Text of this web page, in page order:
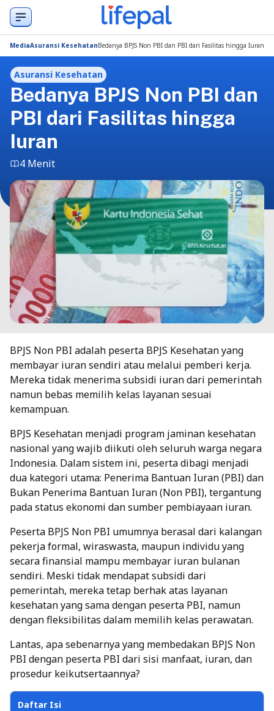
MediaAsuransi KesehatanBedanya BPJS Non PBI dan PBI dari Fasilitas hingga Iuran
Asuransi Kesehatan
Bedanya BPJS Non PBI dan
PBI dari Fasilitas hingga
Iuran
4 Menit
BPJS Non PBI adalah peserta BPJS Kesehatan yang
membayar iuran sendiri atau melalui pemberi kerja.
Mereka tidak menerima subsidi iuran dari pemerintah
namun bebas memilih kelas layanan sesuai
kemampuan.
BPJS Kesehatan menjadi program jaminan kesehatan
nasional yang wajib diikuti oleh seluruh warga negara
Indonesia. Dalam sistem ini, peserta dibagi menjadi
dua kategori utama: Penerima Bantuan Iuran (PBI) dan
Bukan Penerima Bantuan Iuran (Non PBI), tergantung
pada status ekonomi dan sumber pembiayaan iuran.
Peserta BPJS Non PBI umumnya berasal dari kalangan
pekerja formal, wiraswasta, maupun individu yang
secara finansial mampu membayar iuran bulanan
sendiri. Meski tidak mendapat subsidi dari
pemerintah, mereka tetap berhak atas layanan
kesehatan yang sama dengan peserta PBI, namun
dengan fleksibilitas dalam memilih kelas perawatan.
Lantas, apa sebenarnya yang membedakan BPJS Non
PBI dengan peserta PBI dari sisi manfaat, iuran, dan
prosedur keikutsertaannya?
Daftar Isi